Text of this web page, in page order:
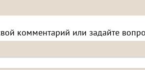
комментарий или задайте